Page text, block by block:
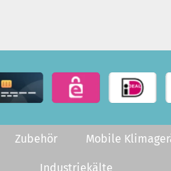
Zubehör Mobile
Industriekälte